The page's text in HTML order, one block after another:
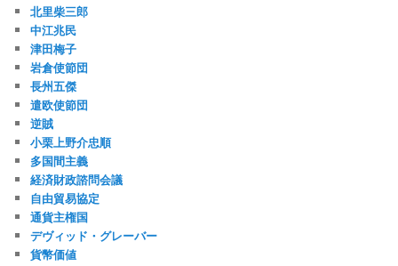
北里柴三郎
中江兆民
津田梅子
岩倉使節団
長州五傑
遣欧使節団
逆賊
小栗上野介忠順
多国間主義
経済財政諮問会議
自由貿易協定
通貨主権国
デヴィッド・グレーバー
貨幣価値